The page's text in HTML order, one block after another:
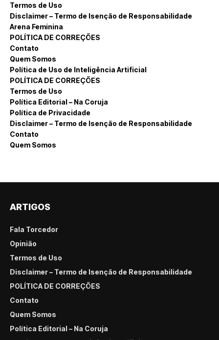
Termos de Uso
Disclaimer – Termo de Isenção de Responsabilidade
Arena Feminina
POLÍTICA DE CORREÇÕES
Contato
Quem Somos
Política de Uso de Inteligência Artificial
POLÍTICA DE CORREÇÕES
Termos de Uso
Política Editorial – Na Coruja
Política de Privacidade
Disclaimer – Termo de Isenção de Responsabilidade
Contato
Quem Somos
ARTIGOS
Fala Torcedor
Opinião
Termos de Uso
Disclaimer – Termo de Isenção de Responsabilidade
POLÍTICA DE CORREÇÕES
Contato
Quem Somos
Política Editorial – Na Coruja